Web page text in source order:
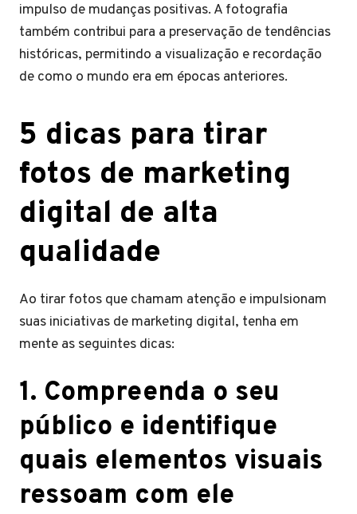
impulso de mudanças positivas. A fotografia
também contribui para a preservação de tendências
históricas, permitindo a visualização e recordação
de como o mundo era em épocas anteriores.
5 dicas para tirar
fotos de marketing
digital de alta
qualidade
Ao tirar fotos que chamam atenção e impulsionam
suas iniciativas de marketing digital, tenha em
mente as seguintes dicas:
1. Compreenda o seu
público e identifique
quais elementos visuais
ressoam com ele